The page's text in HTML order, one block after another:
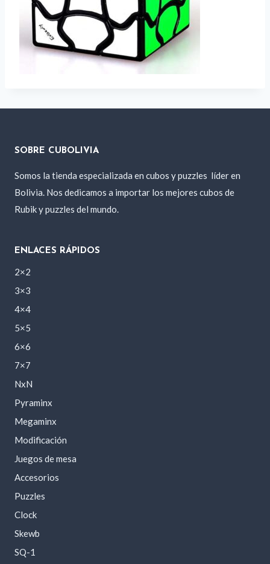
SOBRE CUBOLIVIA
Somos la tienda especializada en cubos y puzzles líder en
Bolivia. Nos dedicamos a importar los mejores cubos de
Rubik y puzzles del mundo.
ENLACES RÁPIDOS
2×2
3×3
4×4
5×5
6×6
7×7
NxN
Pyraminx
Megaminx
Modificación
Juegos de mesa
Accesorios
Puzzles
Clock
Skewb
SQ-1